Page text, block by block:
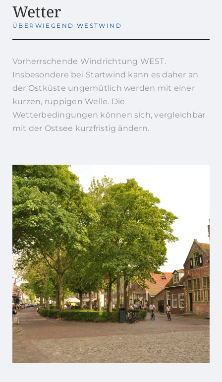
Wetter
ÜBERWIEGEND WESTWIND
Vorherrschende Windrichtung WEST.
Insbesondere bei Startwind kann es daher an
der Ostküste ungemütlich werden mit einer
kurzen, ruppigen Welle. Die
Wetterbedingungen können sich, vergleichbar
mit der Ostsee kurzfristig ändern.